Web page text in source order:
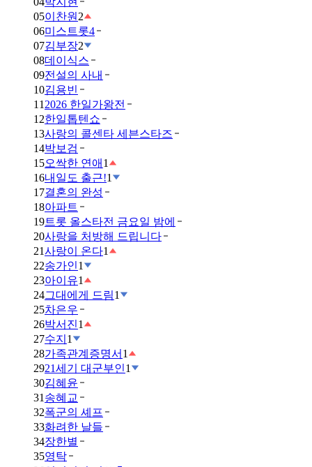
05이찬원 2
06미스트롯4
07김부장2
08데이식스
09전설의 사내
10김용빈
11 2026 한일가왕전
12한일톱텐쇼
13사랑의 콜센타 세븐스타즈
14박보검
15오싹한 연애 1
16내일도 출근!1
17결혼의 완성
18아파트
19트롯 올스타전 금요일 밤에
20사랑을 처방해 드립니다
21사랑이 온다1
22송가인1
23아이유1
24그대에게 드림1
25차은우
26박서진1
27수지 1
28가족관계증명서 1
2921세기 대군부인1
30김혜윤
31 송혜교
32폭군의 셰프
33화려한 날들
34장한별
35영탁